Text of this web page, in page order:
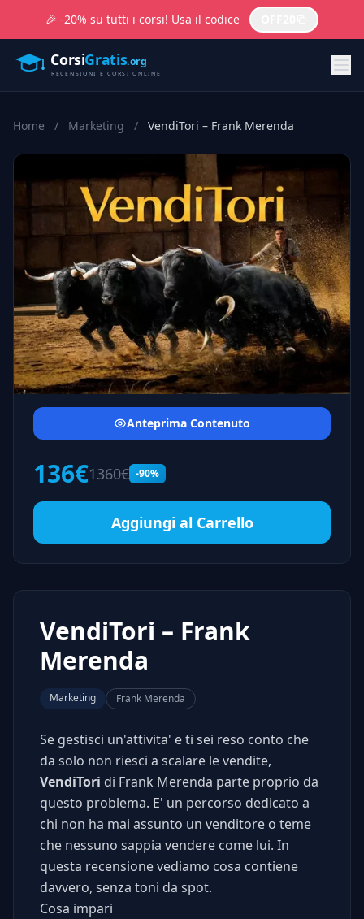
🎉 -20% su tutti i corsi! Usa il codice
Home / Marketing / VendiTori – Frank Merenda
Anteprima Contenuto
136€1360€ -90%
Aggiungi al Carrello
VendiTori – Frank
Merenda
Marketing Frank Merenda
Se gestisci un'attivita' e ti sei reso conto che
da solo non riesci a scalare le vendite,
VendiTori di Frank Merenda parte proprio da
questo problema. E' un percorso dedicato a
chi non ha mai assunto un venditore o teme
che nessuno sappia vendere come lui. In
questa recensione vediamo cosa contiene
davvero, senza toni da spot.
Cosa impari